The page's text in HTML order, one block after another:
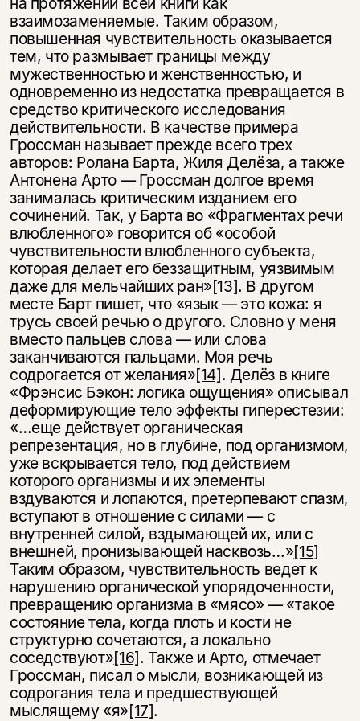
взаимозаменяемые. Таким образом,
повышенная чувствительность оказывается
тем, что размывает границы между
мужественностью и женственностью, и
одновременно из недостатка превращается в
средство критического исследования
действительности. В качестве примера
Гроссман называет прежде всего трех
авторов: Ролана Барта, Жиля Делёза, а также
Антонена Арто — Гроссман долгое время
занималась критическим изданием его
сочинений. Так, у Барта во «Фрагментах речи
влюбленного» говорится об «особой
чувствительности влюбленного субъекта,
которая делает его беззащитным, уязвимым
даже для мельчайших ран»[13]. В другом
месте Барт пишет, что «язык — это кожа: я
трусь своей речью о другого. Словно у меня
вместо пальцев слова — или слова
заканчиваются пальцами. Моя речь
содрогается от желания»[14]. Делёз в книге
«Фрэнсис Бэкон: логика ощущения» описывал
деформирующие тело эффекты гиперестезии:
«…еще действует органическая
репрезентация, но в глубине, под организмом,
уже вскрывается тело, под действием
которого организмы и их элементы
вздуваются и лопаются, претерпевают спазм,
вступают в отношение с силами — с
внутренней силой, вздымающей их, или с
внешней, пронизывающей насквозь…»[15]
Таким образом, чувствительность ведет к
нарушению органической упорядоченности,
превращению организма в «мясо» — «такое
состояние тела, когда плоть и кости не
структурно сочетаются, а локально
соседствуют»[16]. Также и Арто, отмечает
Гроссман, писал о мысли, возникающей из
содрогания тела и предшествующей
мыслящему «я»[17].